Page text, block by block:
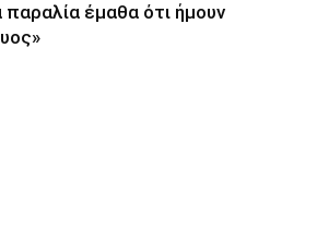
παραλία έμαθα ότι ήμουν